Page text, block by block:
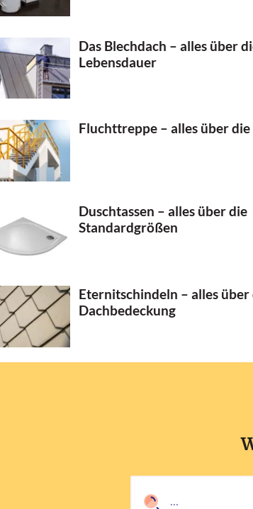
Das Blechdach – alles über
Lebensdauer
Fluchttreppe – alles über
Duschtassen – alles über die
Standardgrößen
Eternitschindeln – alles über
Dachbedeckung